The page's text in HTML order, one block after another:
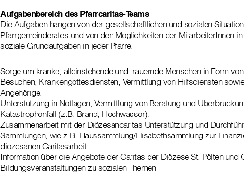
Aufgabenbereich des Pfarrcaritas-Teams
Die Aufgaben hängen von der gesellschaftlichen und sozialen
Pfarrgemeinderates und von den Möglichkeiten der MitarbeiterInnen
soziale Grundaufgaben in jeder Pfarre:
Sorge um kranke, alleinstehende und trauernde Menschen in Form
Besuchen, Krankengottesdiensten, Vermittlung von Hilfsdiensten
Angehörige.
Unterstützung in Notlagen, Vermittlung von Beratung und
Katastrophenfall (z.B. Brand, Hochwasser).
Zusammenarbeit mit der Diözesancaritas Unterstützung und
Sammlungen, wie z.B. Haussammlung/Elisabethsammlung zur
diözesanen Caritasarbeit.
Information über die Angebote der Caritas der Diözese St. Pölten und
Bildungsveranstaltungen zu sozialen Themen